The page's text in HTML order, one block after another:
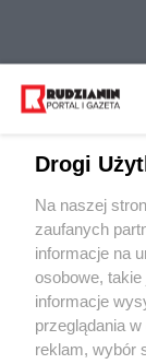
Wydawca
Drogi
Na naszej
zaufanych
informacje na
osobowe,
informacje
przeglądania
reklam, wybór